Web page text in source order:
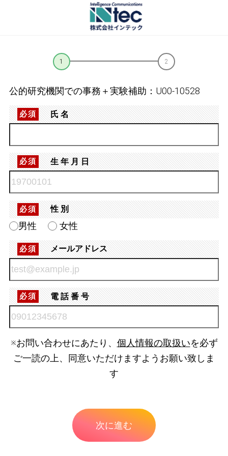
公的研究機関での事務＋実験補助：U00-10528
必須 氏名
必須 生年月日
必須 性別
男性 女性
必須 メールアドレス
必須 電話番号
※お問い合わせにあたり、 個人情報の取扱いを必ず
ご一読の上、同意いただけますようお願い致しま
す